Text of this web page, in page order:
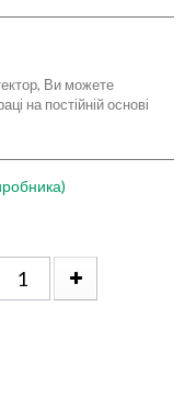
Ви можете
на постійній основі